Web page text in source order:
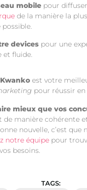
mobile pour
de la manière la
devices pour une
et fluide.
Kwanko est votre
pour réussir en
mieux que vos
de manière cohérente
nouvelle, c’est que
notre équipe pour
besoins.
TAGS: